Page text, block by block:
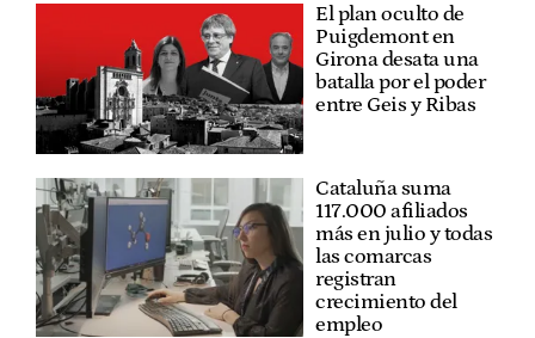
El plan oculto de
Puigdemont en
Girona desata una
batalla por el poder
entre Geis y Ribas
Cataluña suma
117.000 afiliados
más en julio y todas
las comarcas
registran
crecimiento del
empleo